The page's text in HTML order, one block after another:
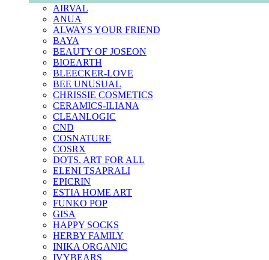
AIRVAL
ANUA
ALWAYS YOUR FRIEND
BAYA
BEAUTY OF JOSEON
BIOEARTH
BLEECKER-LOVE
BEE UNUSUAL
CHRISSIE COSMETICS
CERAMICS-ILIANA
CLEANLOGIC
CND
COSNATURE
COSRX
DOTS. ART FOR ALL
ELENI TSAPRALI
EPICRIN
ESTIA HOME ART
FUNKO POP
GISA
HAPPY SOCKS
HERBY FAMILY
INIKA ORGANIC
IVYBEARS